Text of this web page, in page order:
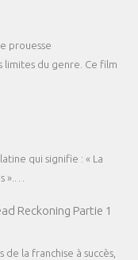
prouesse
limites du genre. Ce film
qui signifie : « La
».…
Reckoning Partie 1
la franchise à succès,